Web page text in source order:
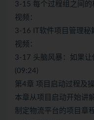
3-15 每个过程组之间的
视频：
3-16 IT软件项目管理秘
视频：
3-17 头脑风暴：如果让
(09:24)
第4章 项目启动过程及
本章从项目启动开始讲
制定物流平台的项目章